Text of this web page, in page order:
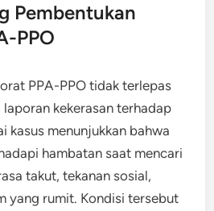
Pembentukan
PPO
PPA-PPO tidak terlepas
kekerasan terhadap
kasus menunjukkan bahwa
hambatan saat mencari
takut, tekanan sosial,
yang rumit. Kondisi tersebut